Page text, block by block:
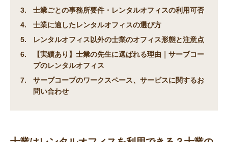
士業ごとの事務所要件・レンタルオフィスの利用可否
士業に適したレンタルオフィスの選び方
レンタルオフィス以外の士業のオフィス形態と注意点
【実績あり】士業の先生に選ばれる理由｜サーブコー
プのレンタルオフィス
サーブコープのワークスペース、サービスに関するお
問い合わせ